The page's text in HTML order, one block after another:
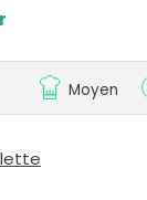
Moyen